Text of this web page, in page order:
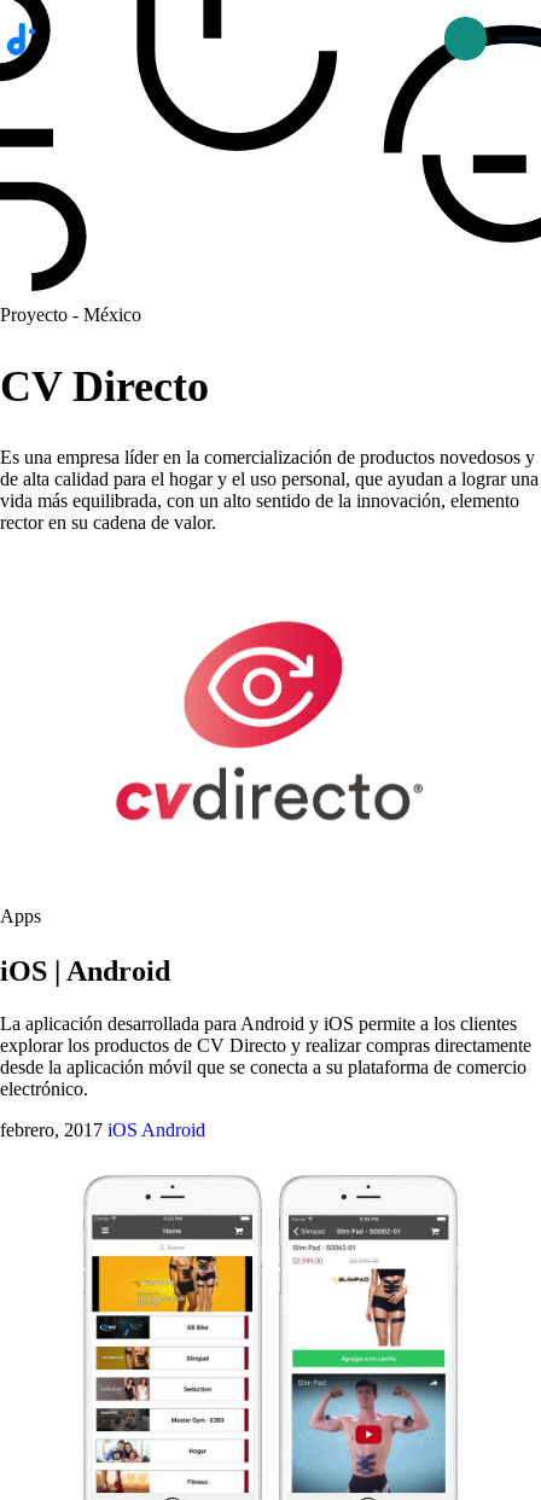
Proyecto - México
CV Directo
Es una empresa líder en la comercialización de productos novedosos y
de alta calidad para el hogar y el uso personal, que ayudan a lograr una
vida más equilibrada, con un alto sentido de la innovación, elemento
rector en su cadena de valor.
Apps
iOS | Android
La aplicación desarrollada para Android y iOS permite a los clientes
explorar los productos de CV Directo y realizar compras directamente
desde la aplicación móvil que se conecta a su plataforma de comercio
electrónico.
febrero, 2017 iOS Android